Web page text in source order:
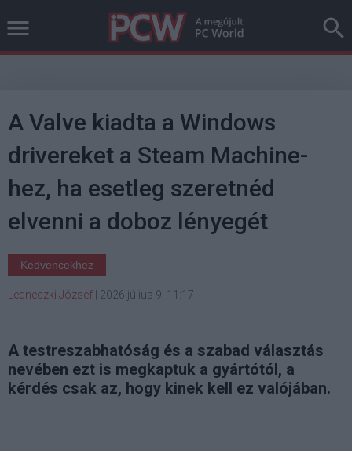
A Valve kiadta a Windows
drivereket a Steam Machine-
hez, ha esetleg szeretnéd
elvenni a doboz lényegét
Kedvencekhez
Ledneczki József 2026 július 9. 11:17
A testreszabhatóság és a szabad választás
nevében ezt is megkaptuk a gyártótól, a
kérdés csak az, hogy kinek kell ez valójában.